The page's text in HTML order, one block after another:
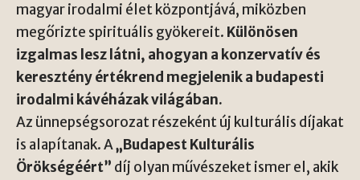
magyar irodalmi élet központjává, miközben
megőrizte spirituális gyökereit. Különösen
izgalmas lesz látni, ahogyan a konzervatív és
keresztény értékrend megjelenik a budapesti
irodalmi kávéházak világában.
Az ünnepségsorozat részeként új kulturális díjakat
is alapítanak. A„Budapest Kulturális
Örökségéért” díj olyan művészeket ismer el, akik